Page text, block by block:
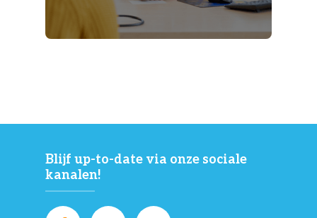
Blijf up-to-date via onze sociale
kanalen!